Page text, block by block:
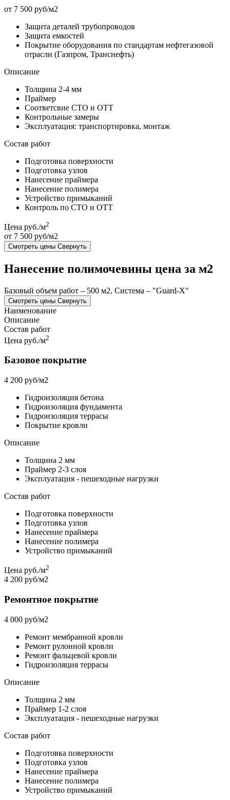
от 7 500 руб/м2
Защита деталей трубопроводов
Защита емкостей
Покрытие оборудования по стандартам нефтегазовой
отрасли (Газпром, Транснефть)
Описание
Толщина 2-4 мм
Праймер
Соответсвие СТО и ОТТ
Контрольные замеры
Эксплуатация: транспортировка, монтаж
Состав работ
Подготовка поверхности
Подготовка узлов
Нанесение праймера
Нанесение полимера
Устройство примыканий
Контроль по СТО и ОТТ
Цена руб./м2
от 7 500 руб/м2
Смотреть цены Свернуть
Нанесение полимочевины цена за м2
Базовый объем работ – 500 м2, Система – "Guard-X"
Смотреть цены Свернуть
Наименование
Описание
Состав работ
Цена руб./м2
Базовое покрытие
4 200 руб/м2
Гидроизоляция бетона
Гидроизоляция фундамента
Гидроизоляция террасы
Покрытие кровли
Описание
Толщина 2 мм
Праймер 2-3 слоя
Эксплуатация - пешеходные нагрузки
Состав работ
Подготовка поверхности
Подготовка узлов
Нанесение праймера
Нанесение полимера
Устройство примыканий
Цена руб./м2
4 200 руб/м2
Ремонтное покрытие
4 000 руб/м2
Ремонт мембранной кровли
Ремонт рулонной кровли
Ремонт фальцевой кровли
Гидроизоляция террасы
Описание
Толщина 2 мм
Праймер 1-2 слоя
Эксплуатация - пешеходные нагрузки
Состав работ
Подготовка поверхности
Подготовка узлов
Нанесение праймера
Нанесение полимера
Устройство примыканий